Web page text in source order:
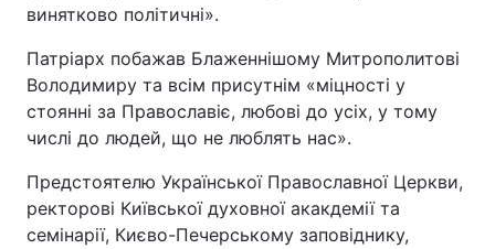
винятково політичні».
Патріарх побажав Блаженнішому Митрополитові
Володимиру та всім присутнім «міцності у
стоянні за Православіє, любові до усіх, у тому
числі до людей, що не люблять нас».
Предстоятелю Української Православної Церкви,
ректорові Київської духовної акакдемії та
семінарії, Києво-Печерському заповіднику,